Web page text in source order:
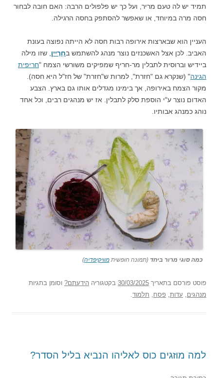
תמיד יש לה טעם מריר, ועל כך יש פלפולים הרבה: האם חובה לבחור
חסה מרה במיוחד, או שאפשר להסתפק בחסה הרגילה.
העניין הוא שבארצות אירופה רבות חסה לא הייתה נפוצה בעונת
האביב. לכן אצל האשכנזים נוצר מנהג להשתמש בחְרֶיין, שזו מילה
ביידיש וברוסית לתבלין מר-חריף שמפיקים משורשי הצמח "חריפית
הגינה" (שנקרא גם "חזרת", למרות ש"חזרת" של חז"ל היא חסה).
מקור הצמח באירופה, אך בימינו מגדלים אותו גם בארץ. הצבע
האדום נוצר ע"י הוספת סלק לתבלין. אז יש מנהגים רבים, וכל אחד
נוהג כמנהג אבותיו.
כמה סוגי מרור ביחד (תמונה חופשיתמוויקיפדיה)
פוסט פורסם בתאריך 30/03/2025 בקטגוריה הידעתם? וסומן בתגיות
מנהגים, עדות, פסח, תלמוד.
למה מוזגים כוס לאליהו הנביא בליל הסדר?